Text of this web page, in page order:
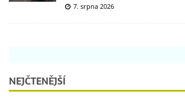
7. srpna 2026
NEJČTENĚJŠÍ